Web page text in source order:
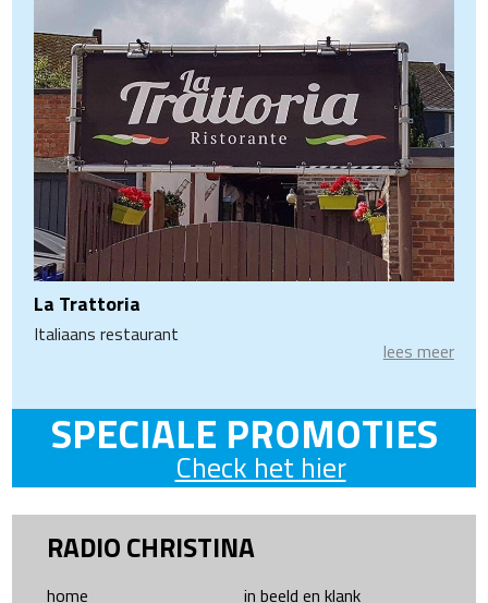
La Trattoria
Italiaans restaurant
lees meer
SPECIALE PROMOTIES
Check het hier
RADIO CHRISTINA
home in beeld en klank